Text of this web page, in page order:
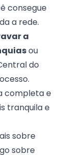
consegue
a rede.
a
ou
do
completa e
tranquila e
sobre
sobre